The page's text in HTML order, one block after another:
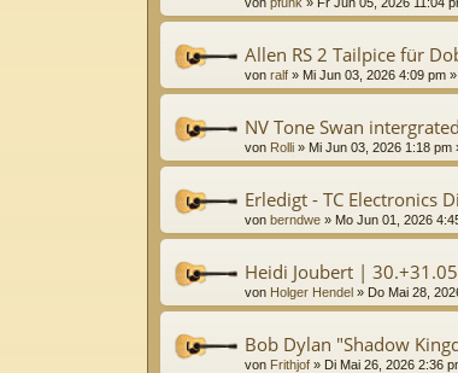
Allen RS 2 Tailpice für
von ralf » Mi Jun 03, 2026 4:09 pm
NV Tone Swan
von Rolli » Mi Jun 03, 2026 1:18 pm
Erledigt - TC Electronics
von berndwe » Mo Jun 01, 2026
Heidi Joubert |
von Holger Hendel » Do Mai 28,
Bob Dylan "Shadow
von Frithjof » Di Mai 26, 2026 2:36